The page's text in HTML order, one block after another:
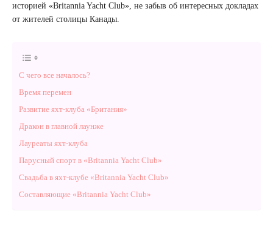
историей «Britannia Yacht Club», не забыв об интересных докладах
от жителей столицы Канады.
С чего все началось?
Время перемен
Развитие яхт-клуба «Британия»
Дракон в главной лаунже
Лауреаты яхт-клуба
Парусный спорт в «Britannia Yacht Club»
Свадьба в яхт-клубе «Britannia Yacht Club»
Составляющие «Britannia Yacht Club»